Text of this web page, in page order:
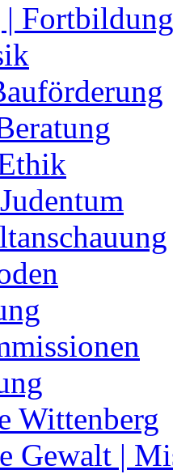
Fortbildung
Wittenberg
Gewalt |